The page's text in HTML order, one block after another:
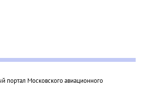
портал Московского авиационного